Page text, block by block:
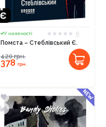
У наявності
0
Помста – Стеблівський Є.
420грн.
378грн.